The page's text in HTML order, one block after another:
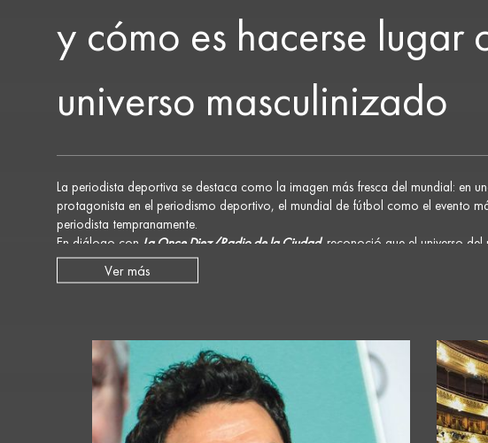
y cómo es hacerse lugar
universo masculinizado
La periodista deportiva se destaca como la imagen más fresca del mundial: en
protagonista en el periodismo deportivo, el mundial de fútbol como el evento
periodista tempranamente.
En diálogo con La Once Diez/Radio de la Ciudad, reconoció que el universo
masculinizado y que aún “falta mucho por recorrer”, aunque valoró que
puedo ejercerlo”.
En esta entrevista con Catalina Dlugi durante el ciclo radial Agarrate
que le quedan por concretar.
Hacé click para revivir esta entrevista completa
Ver más